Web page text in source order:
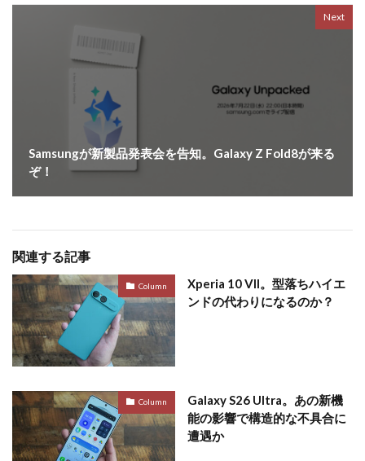
Next
Samsungが新製品発表会を告知。Galaxy Z Fold8が来る
ぞ！
関連する記事
Column
Xperia 10 VII。型落ちハイエ
ンドの代わりになるのか？
Column
Galaxy S26 Ultra。あの新機
能の影響で構造的な不具合に
遭遇か